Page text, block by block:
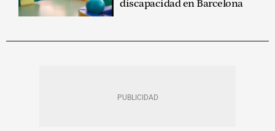
discapacidad en Barcelona